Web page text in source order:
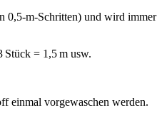
0,5‑m‑Schritten) und wird immer
Stück = 1,5 m usw.
einmal vorgewaschen werden.